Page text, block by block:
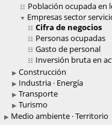
Población ocupada en
Empresas sector
Cifra de negocios
Personas ocupadas
Gasto de personal
Inversión bruta en
Construcción
Industria · Energía
Transporte
Turismo
Medio ambiente · Territorio